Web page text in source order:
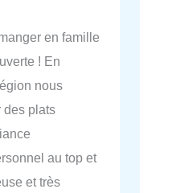
en famille
! En
nous
des plats
au top et
et très